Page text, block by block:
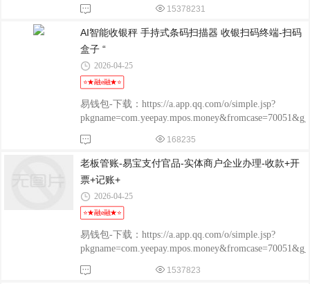
http://www.chengrongkeji.cn/wap_lycrdz.html; 颐支付
POS：http://oss.flmyzf.com/yzf/html/regist/index.html?
phone=%E4%
15378231
AI智能收银秤 手持式条码扫描器 收银扫码终端-扫码
盒子 “
2026-04-25
⭐★融e融★⭐
易钱包-下载：https://a.app.qq.com/o/simple.jsp?
http://www.chengrongkeji.cn/wap_lycrdz.html; 颐支付
POS：http://oss.flmyzf.com/yzf/html/regist/index.html?
phone=%E4%
168235
老板管账-易宝支付官品-实体商户企业办理-收款+开
票+记账+
2026-04-25
⭐★融e融★⭐
易钱包-下载：https://a.app.qq.com/o/simple.jsp?
http://www.chengrongkeji.cn/wap_lycrdz.html; 颐支付
1537823